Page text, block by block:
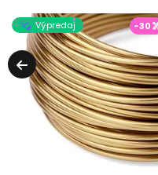
Výpredaj -30